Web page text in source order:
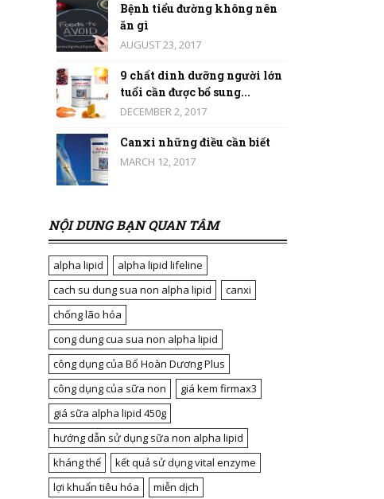
Bệnh tiểu đường không nên
ăn gì
AUGUST 23, 2017
9 chất dinh dưỡng người lớn
tuổi cần được bổ sung...
DECEMBER 2, 2017
Canxi những điều cần biết
MARCH 12, 2017
NỘI DUNG BẠN QUAN TÂM
alpha lipid
alpha lipid lifeline
cach su dung sua non alpha lipid
canxi
chống lão hóa
cong dung cua sua non alpha lipid
công dụng của Bổ Hoàn Dương Plus
công dụng của sữa non
giá kem firmax3
giá sữa alpha lipid 450g
hướng dẫn sử dụng sữa non alpha lipid
kháng thể
kết quả sử dụng vital enzyme
lợi khuẩn tiêu hóa
miễn dịch